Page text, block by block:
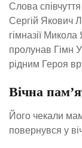
Слова
Сергій Якович
гімназії
пролунав Гімн
рідним Героя
Вічна
Його чекали
повернувся у